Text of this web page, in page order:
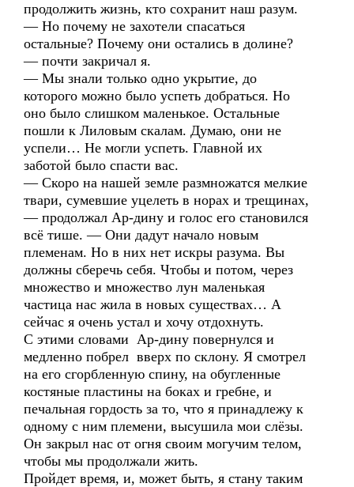
продолжить жизнь, кто сохранит наш разум.
— Но почему не захотели спасаться
остальные? Почему они остались в долине?
— почти закричал я.
— Мы знали только одно укрытие, до
которого можно было успеть добраться. Но
оно было слишком маленькое. Остальные
пошли к Лиловым скалам. Думаю, они не
успели… Не могли успеть. Главной их
заботой было спасти вас.
— Скоро на нашей земле размножатся мелкие
твари, сумевшие уцелеть в норах и трещинах,
— продолжал Ар-дину и голос его становился
всё тише. — Они дадут начало новым
племенам. Но в них нет искры разума. Вы
должны сберечь себя. Чтобы и потом, через
множество и множество лун маленькая
частица нас жила в новых существах… А
сейчас я очень устал и хочу отдохнуть.
С этими словами Ар-дину повернулся и
медленно побрел вверх по склону. Я смотрел
на его сгорбленную спину, на обугленные
костяные пластины на боках и гребне, и
печальная гордость за то, что я принадлежу к
одному с ним племени, высушила мои слёзы.
Он закрыл нас от огня своим могучим телом,
чтобы мы продолжали жить.
Пройдет время, и, может быть, я стану таким